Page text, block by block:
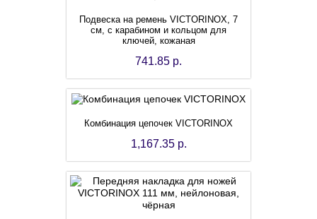
Подвеска на ремень VICTORINOX, 7
см, с карабином и кольцом для
ключей, кожаная
741.85 р.
Комбинация цепочек VICTORINOX
1,167.35 р.